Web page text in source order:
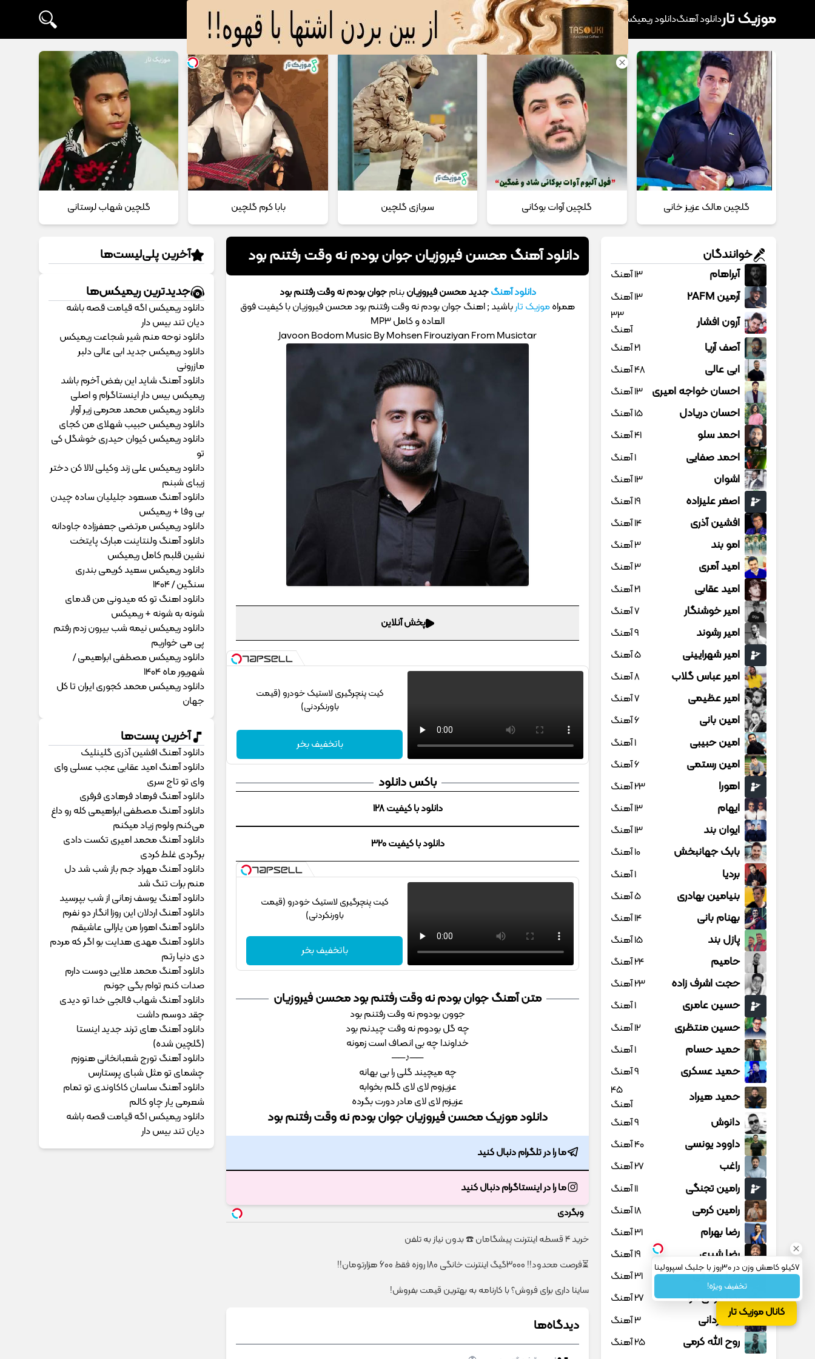
موزیک تاردانلود آهنگدانلود ریمیکسآهنگ پرطرفدار دانلود مداحیتماس با ما
کانال موزیک تار
گلچین مالک عزیز خانی گلچین آوات بوکانی سربازی گلچین بابا کرم گلچین گلچین شهاب لرستانی
دانلود آهنگ محسن فیروزیان جوان بودم نه وقت رفتنم بود
دانلود آهنگجدید محسن فیروزیانبنامجوان بودم نه وقت رفتنم بود
همراهموزیک تارباشید ; اهنگ جوان بودم نه وقت رفتنم بود محسن فیروزیان با کیفیت فوق
العاده و کامل MP3
Javoon Bodom Music By Mohsen Firouziyan From Musictar
پخش آنلاین
کیت پنچرگیری لاستیک خودرو (قیمت
باورنکردنی)
باتخفیف بخر
باکس دانلود
دانلود با کیفیت 128
دانلود با کیفیت 320
کیت پنچرگیری لاستیک خودرو (قیمت
باورنکردنی)
باتخفیف بخر
متن آهنگ جوان بودم نه وقت رفتنم بود محسن فیروزیان
جوون بودوم نه وقت رفتنم بود
چه گل بودوم نه وقت چیدنم بود
خداوندا چه بی انصاف است زمونه
──♪──
چه میچیند گلی را بی بهانه
عزیزوم لای لای گلم بخوابه
عزیزم لای لای مادر دورت بگرده
دانلود موزیک محسن فیروزیان جوان بودم نه وقت رفتنم بود
ما را در تلگرام دنبال کنید
ما را در اینستاگرام دنبال کنید
وبگردی
خرید 4 قسطه اینترنت پیشگامان ☎️ بدون نیاز به تلفن
⏳فرصت محدود!! 3000گیگ اینترنت خانگی 180 روزه فقط 600 هزارتومان!!
ساینا داری برای فروش؟ با کارنامه به بهترین قیمت بفروش!
دیدگاه‌ها
خوانندگان
آبراهام 13 آهنگ
آرمین 2AFM 13 آهنگ
آرون افشار
33
آهنگ
آصف آریا 21 آهنگ
ابی عالی 48 آهنگ
احسان خواجه امیری 13 آهنگ
احسان دریادل 15 آهنگ
احمد سلو 41 آهنگ
احمد صفایی 1 آهنگ
اشوان 13 آهنگ
اصغر علیزاده 19 آهنگ
افشین آذری 14 آهنگ
امو بند 3 آهنگ
امید آمری 3 آهنگ
امید عقابی 21 آهنگ
امیر خوشنگار 7 آهنگ
امیر رشوند 9 آهنگ
امیر شهرایینی 5 آهنگ
امیر عباس گلاب 8 آهنگ
امیر عظیمی 7 آهنگ
امین بانی 6 آهنگ
امین حبیبی 1 آهنگ
امین رستمی 6 آهنگ
اهورا 23 آهنگ
ایهام 13 آهنگ
ایوان بند 13 آهنگ
بابک جهانبخش 10 آهنگ
بردیا 1 آهنگ
بنیامین بهادری 5 آهنگ
بهنام بانی 14 آهنگ
پازل بند 15 آهنگ
حامیم 24 آهنگ
حجت اشرف زاده 23 آهنگ
حسین عامری 1 آهنگ
حسین منتظری 12 آهنگ
حمید حسام 1 آهنگ
حمید عسکری 9 آهنگ
حمید هیراد
45
آهنگ
دانوش 9 آهنگ
داوود یونسی 40 آهنگ
راغب 27 آهنگ
رامین تجنگی 11 آهنگ
رامین کرمی 18 آهنگ
رضا بهرام 31 آهنگ
رضا شیری 19 آهنگ
رضا صادقی 31 آهنگ
رضا کرمی تارا 27 آهنگ
رضا یزدانی 3 آهنگ
روح الله کرمی 25 آهنگ
آخرین پلی‌لیست‌ها
جدیدترین ریمیکس‌ها
دانلود ریمیکس اگه قیامت قصه باشه
دیان تند بیس دار
دانلود نوحه منم شیر شجاعت ریمیکس
دانلود ریمیکس جدید ابی عالی دلبر
مازرونی
دانلود آهنگ شاید این بغض آخرم باشد
ریمیکس بیس دار اینستاگرام و اصلی
دانلود ریمیکس محمد محرمی زیر آوار
دانلود ریمیکس حبیب شهلای من کجای
دانلود ریمیکس کیوان حیدری خوشگل کی
تو
دانلود ریمیکس علی زند وکیلی لالا کن دختر
زیبای شبنم
دانلود آهنگ مسعود جلیلیان ساده چیدن
بی وفا + ریمیکس
دانلود ریمیکس مرتضی جعفرزاده جاودانه
دانلود آهنگ ولنتاینت مبارک پایتخت
نشین قلبم کامل ریمیکس
دانلود ریمیکس سعید کریمی بندری
سنگین / 1404
دانلود اهنگ تو که میدونی من قدمای
شونه به شونه + ریمیکس
دانلود ریمیکس نیمه شب بیرون زدم رفتم
پی می خواریم
دانلود ریمیکس مصطفی ابراهیمی /
شهریور ماه 1404
دانلود ریمیکس محمد کجوری ایران تا کل
جهان
آخرین پست‌ها
دانلود آهنگ افشین آذری گلینلیک
دانلود آهنگ امید عقابی عجب عسلی وای
وای تو تاج سری
دانلود آهنگ فرهاد فرهادی فرفری
دانلود آهنگ مصطفی ابراهیمی کله رو داغ
می‌کنم ولوم زیاد میکنم
دانلود آهنگ محمد امیری ﺗﻜﺴﺖ دادی
ﺑﺮﮔﺮدی ﻏﻠﻄ ﻛﺮدی
دانلود آهنگ مهراد جم ﺑﺎز ﺷﺐ ﺷﺪ دل
ﻣﻨﻢ ﺑﺮات ﺗﻨﮓ ﺷﺪ
دانلود آهنگ یوسف زمانی از شب بپرسید
دانلود آهنگ اردلان این روزا انگار دو نفرم
دانلود آهنگ اهورا من یارالی عاشیقم
دانلود آهنگ مهدی هدایت بو اگر که مردم
دی دنیا رتم
دانلود آهنگ محمد ملایی دوﺳﺖ دارم
ﺻﺪات ﻛﻨﻢ ﺗﻮام ﺑﮕﻰ ﺟﻮﻧﻢ
دانلود آهنگ شهاب فالجی خدا تو دیدی
چقد دوسم داشت
دانلود آهنگ های ترند جدید اینستا
(گلچین شده)
دانلود آهنگ تورج شعبانخانی هنوزم
چشمای تو مثل شبای پرستارس
دانلود آهنگ ساسان کاکاوندی تو تمام
شعرمی یار چاو کالم
دانلود ریمیکس اگه قیامت قصه باشه
دیان تند بیس دار
7کیلو کاهش وزن در 30روز با جلبک اسپرولینا
تخفیف ویژه!